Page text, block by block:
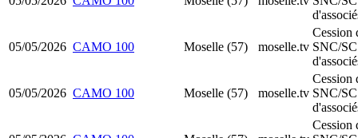
05/05/2026 CAMO 100 Moselle (57) moselle.tv
Cession
SNC/
05/05/2026 CAMO 100 Moselle (57) moselle.tv
Cession
SNC/
Cession